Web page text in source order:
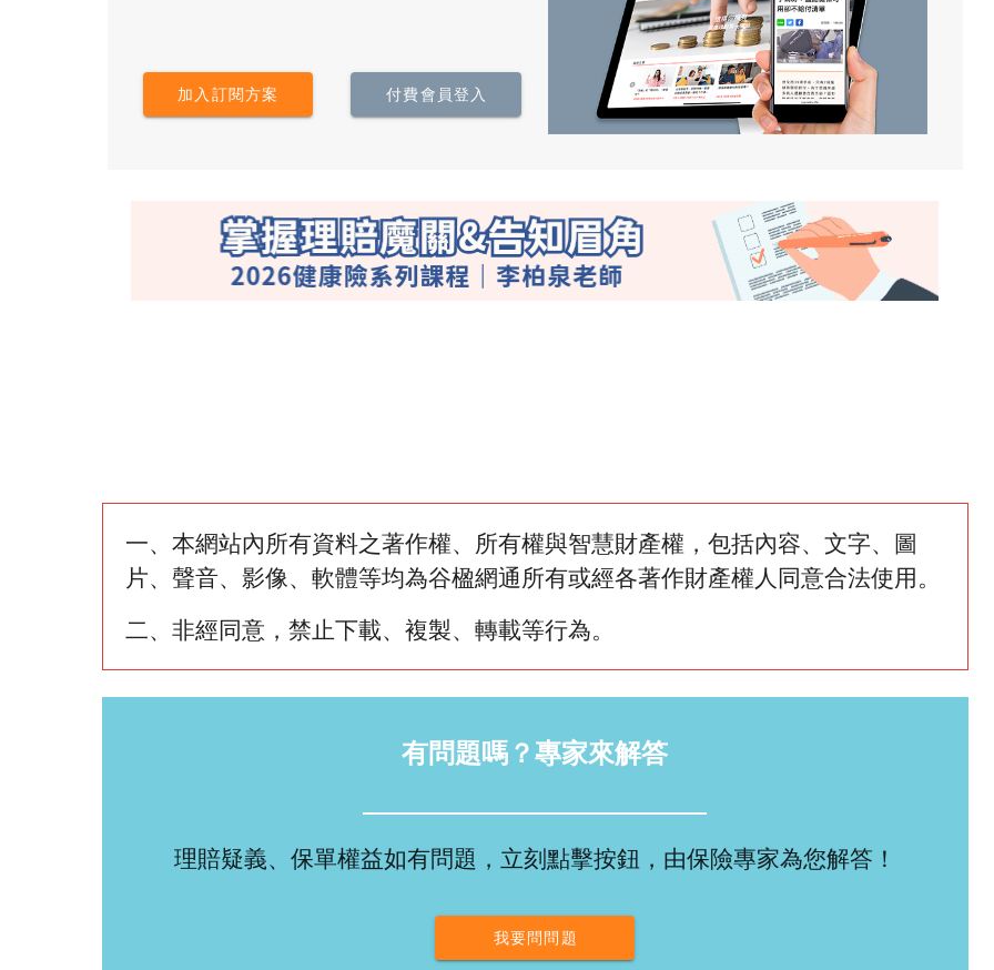
加入訂閱方案 付費會員登入
一、本網站內所有資料之著作權、所有權與智慧財產權，包括內容、文字、圖
片、聲音、影像、軟體等均為谷楹網通所有或經各著作財產權人同意合法使用。
二、非經同意，禁止下載、複製、轉載等行為。
有問題嗎？專家來解答
理賠疑義、保單權益如有問題，立刻點擊按鈕，由保險專家為您解答！
我要問問題